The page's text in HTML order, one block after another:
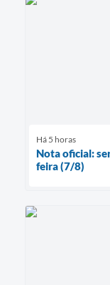
Há 5 horas
Nota oficial:
feira (7/8)